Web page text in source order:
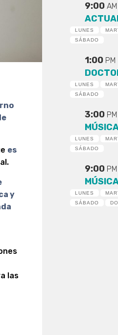
es
y
las
9:00AM
LUNES
SÁBADO
1:00 PM
LUNES
SÁBADO
3:00 PM
LUNES
SÁBADO
9:00 PM
LUNES
SÁBADO